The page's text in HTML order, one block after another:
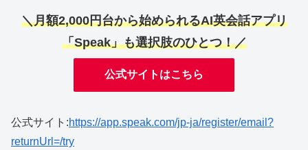
＼月額2,000円台から始められるAI英会話アプリ
「Speak」も選択肢のひとつ！／
公式サイトはこちら
公式サイト:https://app.speak.com/jp-ja/register/email?
returnUrl=/try